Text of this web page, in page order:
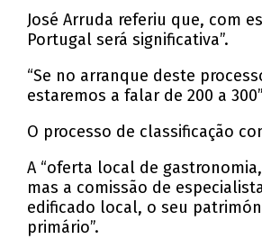
José Arruda referiu que, com
Portugal será significativa”.
“Se no arranque deste
estaremos a falar de 200 a
O processo de classificação
A “oferta local de
mas a comissão de
edificado local, o seu
primário”.